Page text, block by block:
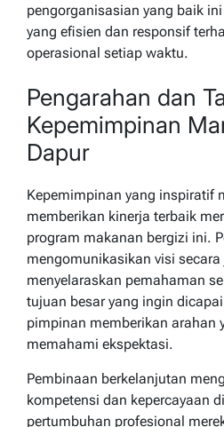
pengorganisasian yang baik
yang efisien dan responsif
operasional setiap waktu.
Pengarahan dan
Kepemimpinan
Dapur
Kepemimpinan yang inspiratif
memberikan kinerja terbaik
program makanan bergizi ini.
mengomunikasikan visi
menyelaraskan pemahaman
tujuan besar yang ingin
pimpinan memberikan arahan
memahami ekspektasi.
Pembinaan berkelanjutan
kompetensi dan kepercayaan
pertumbuhan profesional